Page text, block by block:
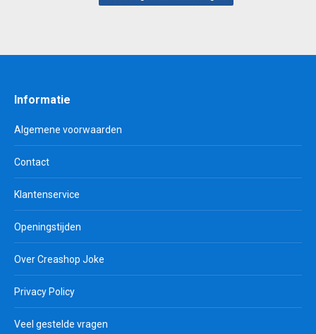
Informatie
Algemene voorwaarden
Contact
Klantenservice
Openingstijden
Over Creashop Joke
Privacy Policy
Veel gestelde vragen